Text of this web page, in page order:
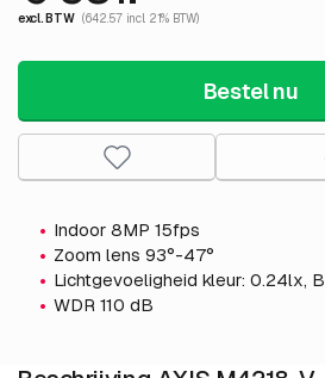
excl. BTW (642.57 incl. 21% BTW)
Bestel nu
Indoor 8MP 15fps
Zoom lens 93°-47°
Lichtgevoeligheid kleur: 0.24lx,
WDR 110 dB